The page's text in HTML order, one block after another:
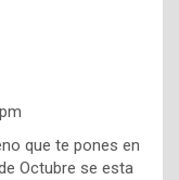
que te pones en
Octubre se esta